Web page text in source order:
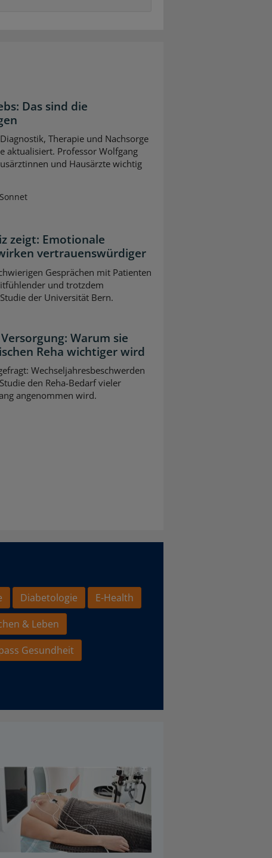
Das sind die
Therapie und Nachsorge
aktualisiert. Professor Wolfgang
und Hausärzte wichtig
zeigt: Emotionale
vertrauenswürdiger
Gesprächen mit Patienten
und trotzdem
der Universität Bern.
Warum sie
Reha wichtiger wird
Wechseljahresbeschwerden
den Reha-Bedarf vieler
angenommen wird.
Diabetologie
E-Health
& Leben
Gesundheit